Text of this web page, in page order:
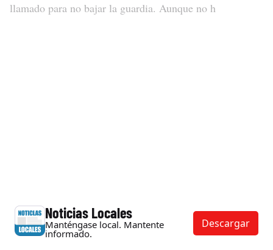
llamado para no bajar la guardia. Aunque no h
Noticias Locales
Manténgase local. Mantente
informado.
Descargar